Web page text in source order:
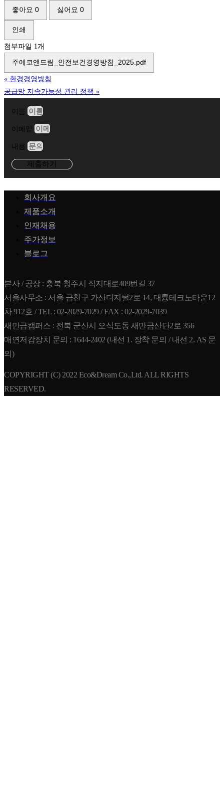
좋아요 0 싫어요 0
인쇄
첨부파일 1개
주에코앤드림_안전보건경영방침_2025.pdf
« 환경경영방침
공급망 지속가능성 관리 정책 »
이름
이메일
내용
제출하기
회사개요
제품소개
인재채용
주가정보
블로그
본사 / 공장 : 충북 청주시 직지대로409번길 37
서울사무소 : 서울 금천구 가산디지털2로 14, 대륭테크노타운12
차 912호 / TEL : 02-2029-7029 / FAX : 02-2029-7039
새만금캠퍼스 : 전북 군산시 오식도동 새만금산단2로 356
매연저감장치 문의 : 1644-2402 (내선 1. 장착 문의 / 내선 2. AS 문
의)
COPYRIGHT (C) 2022 Eco&Dream Co.,Ltd. ALL RIGHTS
RESERVED.